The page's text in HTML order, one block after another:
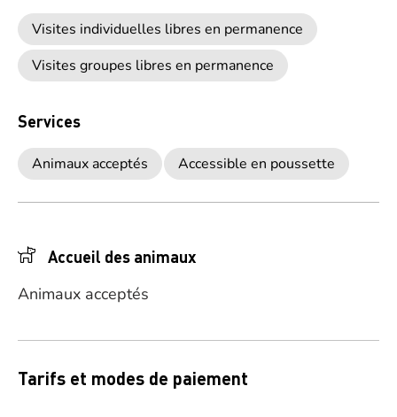
Visites individuelles libres en permanence
Visites groupes libres en permanence
Services
Animaux acceptés Accessible en poussette
Accueil des animaux
Animaux acceptés
Tarifs et modes de paiement